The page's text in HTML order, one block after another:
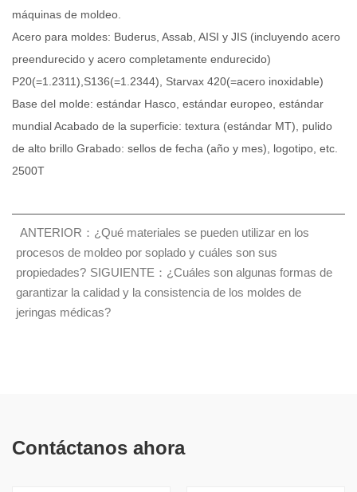
máquinas de moldeo.
Acero para moldes: Buderus, Assab, AISI y JIS (incluyendo acero
preendurecido y acero completamente endurecido)
P20(=1.2311),S136(=1.2344), Starvax 420(=acero inoxidable)
Base del molde: estándar Hasco, estándar europeo, estándar
mundial Acabado de la superficie: textura (estándar MT), pulido
de alto brillo Grabado: sellos de fecha (año y mes), logotipo, etc.
2500T
ANTERIOR：¿Qué materiales se pueden utilizar en los
procesos de moldeo por soplado y cuáles son sus
propiedades? SIGUIENTE：¿Cuáles son algunas formas de
garantizar la calidad y la consistencia de los moldes de
jeringas médicas?
Contáctanos ahora